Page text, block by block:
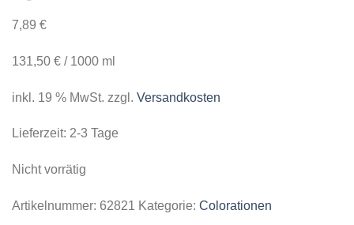
7,89 €
131,50 € / 1000 ml
inkl. 19 % MwSt. zzgl. Versandkosten
Lieferzeit: 2-3 Tage
Nicht vorrätig
Artikelnummer: 62821 Kategorie: Colorationen